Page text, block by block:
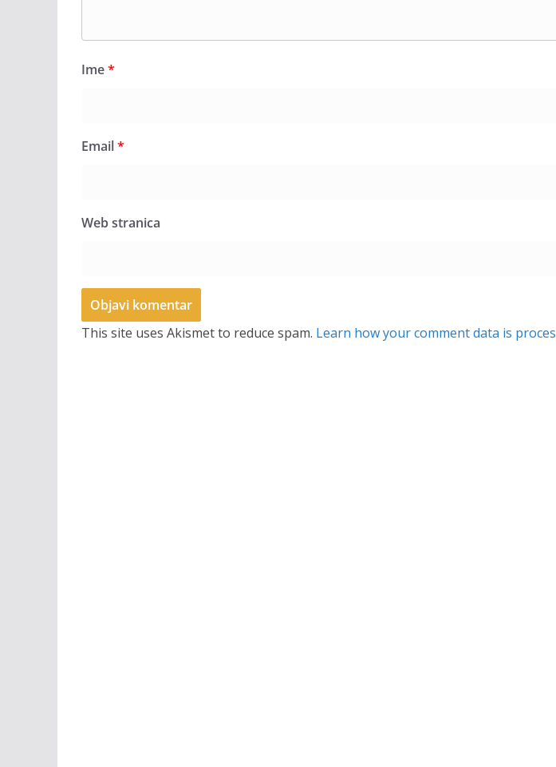
Ime*
Email*
Web stranica
This site uses Akismet to reduce spam. Learn how your comment data is